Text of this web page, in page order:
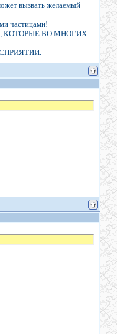
вызвать желаемый
частицами!
КОТОРЫЕ ВО МНОГИХ